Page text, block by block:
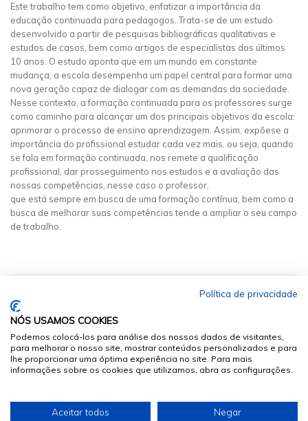
Este trabalho tem como objetivo, enfatizar a importância da
educação continuada para pedagogos. Trata-se de um estudo
desenvolvido a partir de pesquisas bibliográficas qualitativas e
estudos de casos, bem como artigos de especialistas dos últimos
10 anos. O estudo aponta que em um mundo em constante
mudança, a escola desempenha um papel central para formar uma
nova geração capaz de dialogar com as demandas da sociedade.
Nesse contexto, a formação continuada para os professores surge
como caminho para alcançar um dos principais objetivos da escola:
aprimorar o processo de ensino aprendizagem. Assim, expõese a
importância do profissional estudar cada vez mais, ou seja, quando
se fala em formação continuada, nos remete a qualificação
profissional, dar prosseguimento nos estudos e a avaliação das
nossas competências, nesse caso o professor,
que está sempre em busca de uma formação contínua, bem como a
busca de melhorar suas competências tende a ampliar o seu campo
de trabalho.
© 2026 Sumários.org
. Todos os Direitos Reservados
Política de privacidade
NÓS USAMOS COOKIES
Podemos colocá-los para análise dos nossos dados de visitantes,
para melhorar o nosso site, mostrar conteúdos personalizados e para
lhe proporcionar uma óptima experiência no site. Para mais
informações sobre os cookies que utilizamos, abra as configurações.
Aceitar todos Negar